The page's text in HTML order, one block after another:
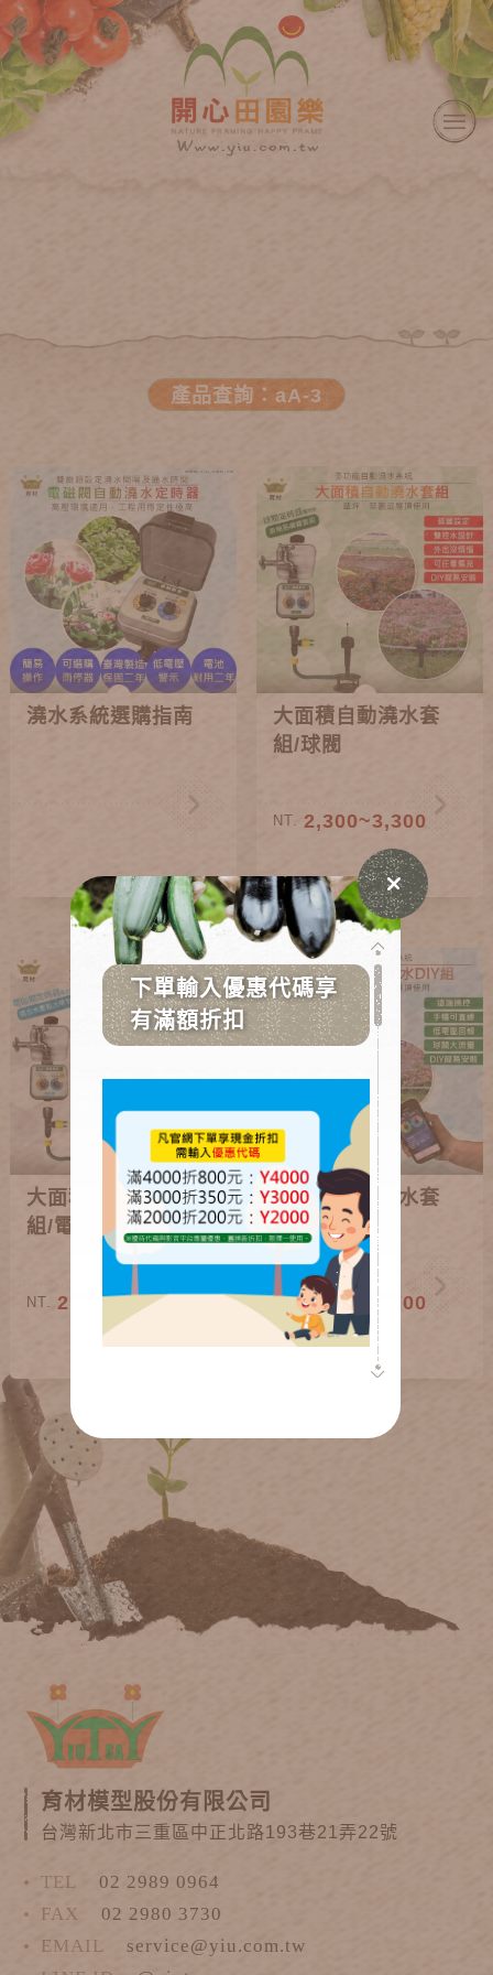
產品查詢：aA-3
澆水系統選購指南
大面積自動澆水套
組/球閥
NT. 2,300~3,300
大面積自動澆水套
組/電磁閥
NT. 2,800~3,800
大面積自動澆水套
組/WiFi
NT. 3,200~3,700
育材模型股份有限公司
台灣新北市三重區中正北路193巷21弄22號
TEL
02 2989 0964
FAX
02 2980 3730
EMAIL
service@yiu.com.tw